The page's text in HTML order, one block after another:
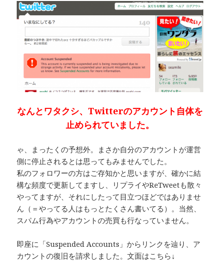
なんとワタクシ、Twitterのアカウント自体を
止められていました。
ゃ、まったくの予想外。まさか自分のアカウントが運営
側に停止されるとは思ってもみませんでした。
私のフォロワーの方はご存知かと思いますが、確かに結
構な頻度で更新してますし、リプライやReTweetも散々
やってますが、それにしたって目立つほどではありませ
ん（＝やってる人はもっとたくさん書いてる）。当然、
スパム行為やアカウントの売買も行なっていません。
即座に「Suspended Accounts」からリンクを辿り、ア
カウントの復旧を請求しました。文面はこちら↓